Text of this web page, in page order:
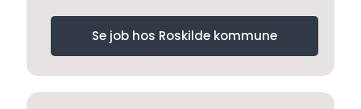
Se job hos Roskilde kommune